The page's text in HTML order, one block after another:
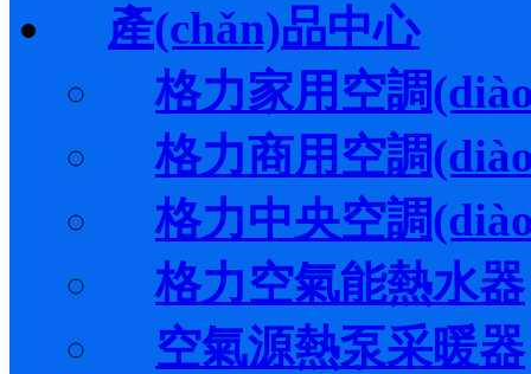
產(chǎn)品中心
格力家用空調
格力商用空調
格力中央空調
格力空氣能熱水器
空氣源熱泵采暖器